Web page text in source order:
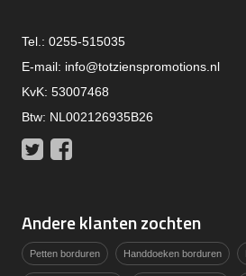
Tel.: 0255-515035
E-mail: info@totzienspromotions.nl
KvK: 53007468
Btw: NL002126935B26
Twitter
Andere klanten zochten
Petten borduren Handdoeken borduren